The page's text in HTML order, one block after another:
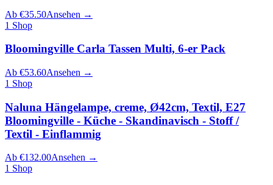
Ab €35.50Ansehen →
1 Shop
Bloomingville Carla Tassen Multi, 6‑er Pack
Ab €53.60Ansehen →
1 Shop
Naluna Hängelampe, creme, Ø42cm, Textil, E27
Bloomingville - Küche - Skandinavisch - Stoff /
Textil - Einflammig
Ab €132.00Ansehen →
1 Shop